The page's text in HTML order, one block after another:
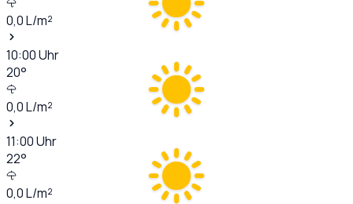
0,0L/m²
10:00Uhr
20°
0,0L/m²
11:00Uhr
22°
0,0L/m²